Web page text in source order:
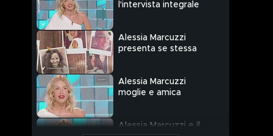
l'intervista integrale
Alessia Marcuzzi
presenta se stessa
Alessia Marcuzzi
moglie e amica
Alessia Marcuzzi e il